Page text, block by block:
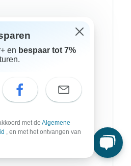
en bespaar tot 7%
met de Algemene
, en met het ontvangen van